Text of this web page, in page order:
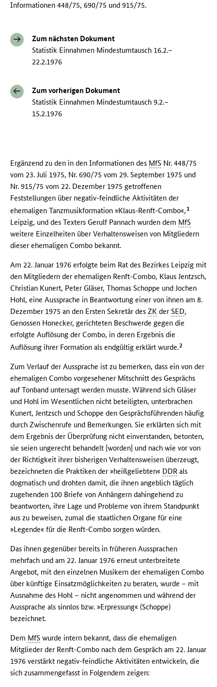
Informationen 448/75, 690/75 und 915/75.
Zum nächsten Dokument
Statistik Einnahmen Mindestumtausch 16.2.–
22.2.1976
Zum vorherigen Dokument
Statistik Einnahmen Mindestumtausch 9.2.–
15.2.1976
Ergänzend zu den in den Informationen des MfS Nr. 448/75
vom 23. Juli 1975, Nr. 690/75 vom 29. September 1975 und
Nr. 915/75 vom 22. Dezember 1975 getroffenen
Feststellungen über negativ-feindliche Aktivitäten der
ehemaligen Tanzmusikformation »Klaus-Renft-Combo«,1
Leipzig, und des Texters Gerulf Pannach wurden dem MfS
weitere Einzelheiten über Verhaltensweisen von Mitgliedern
dieser ehemaligen Combo bekannt.
Am 22. Januar 1976 erfolgte beim Rat des Bezirkes Leipzig mit
den Mitgliedern der ehemaligen Renft-Combo, Klaus Jentzsch,
Christian Kunert, Peter Gläser, Thomas Schoppe und Jochen
Hohl, eine Aussprache in Beantwortung einer von ihnen am 8.
Dezember 1975 an den Ersten Sekretär desZK derSED,
Genossen Honecker, gerichteten Beschwerde gegen die
erfolgte Auflösung der Combo, in deren Ergebnis die
Auflösung ihrer Formation als endgültig erklärt wurde.2
Zum Verlauf der Aussprache ist zu bemerken, dass ein von der
ehemaligen Combo vorgesehener Mitschnitt des Gesprächs
auf Tonband untersagt werden musste. Während sich Gläser
und Hohl im Wesentlichen nicht beteiligten, unterbrachen
Kunert, Jentzsch und Schoppe den Gesprächsführenden häufig
durch Zwischenrufe und Bemerkungen. Sie erklärten sich mit
dem Ergebnis der Überprüfung nicht einverstanden, betonten,
sie seien ungerecht behandelt [worden] und nach wie vor von
der Richtigkeit ihrer bisherigen Verhaltensweisen überzeugt,
bezeichneten die Praktiken der »heißgeliebten« DDR als
dogmatisch und drohten damit, die ihnen angeblich täglich
zugehenden 100 Briefe von Anhängern dahingehend zu
beantworten, ihre Lage und Probleme von ihrem Standpunkt
aus zu beweisen, zumal die staatlichen Organe für eine
»Legende« für die Renft-Combo sorgen würden.
Das ihnen gegenüber bereits in früheren Aussprachen
mehrfach und am 22. Januar 1976 erneut unterbreitete
Angebot, mit den einzelnen Musikern der ehemaligen Combo
über künftige Einsatzmöglichkeiten zu beraten, wurde – mit
Ausnahme des Hohl – nicht angenommen und während der
Aussprache als sinnlos bzw. »Erpressung« (Schoppe)
bezeichnet.
Dem MfS wurde intern bekannt, dass die ehemaligen
Mitglieder der Renft-Combo nach dem Gespräch am 22. Januar
1976 verstärkt negativ-feindliche Aktivitäten entwickeln, die
sich zusammengefasst in Folgendem zeigen: